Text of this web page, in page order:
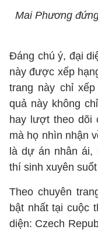
Mai Phương
Đáng chú ý, đại
này được xếp
trang này chỉ
quả này không
hay lượt theo dõi
mà họ nhìn nhận
là dự án nhân ái,
thí sinh xuyên
Theo chuyên
bật nhất tại cuộc
diện: Czech